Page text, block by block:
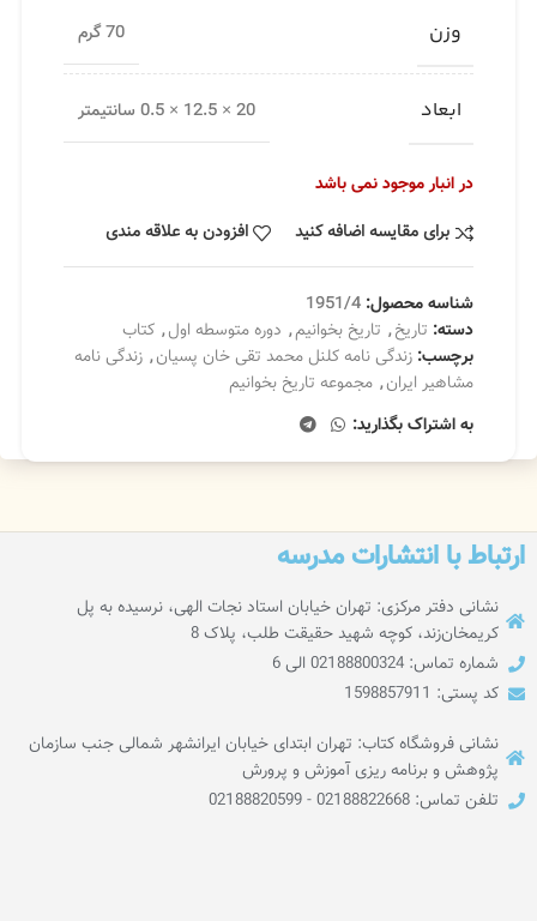
وزن 70 گرم
ابعاد 20 × 12.5 × 0.5 سانتیمتر
در انبار موجود نمی باشد
برای مقایسه اضافه کنید
افزودن به علاقه مندی
شناسه محصول: 1951/4
دسته: تاریخ, تاریخ بخوانیم, دوره متوسطه اول, کتاب
برچسب: زندگی نامه کلنل محمد تقی خان پسیان, زندگی نامه
مشاهیر ایران, مجموعه تاریخ بخوانیم
به اشتراک بگذارید:
ارتباط با انتشارات مدرسه
نشانی دفتر مرکزی: تهران خیابان استاد نجات الهی، نرسیده به پل
کریمخان‌زند، کوچه شهید حقیقت طلب، پلاک 8
شماره تماس: 02188800324 الی 6
کد پستی: 1598857911
نشانی فروشگاه کتاب: تهران ابتدای خیابان ایرانشهر شمالی جنب سازمان
پژوهش و برنامه ریزی آموزش و پرورش
تلفن تماس: 02188822668 - 02188820599